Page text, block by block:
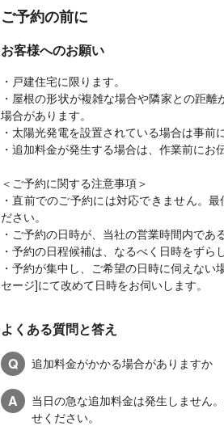
ご予約の前に
お客様へのお願い
・戸建住宅に限ります。
・屋根の形状が複雑な場合や隣家との距
場合があります。
・太陽光発電を設置されている場合は事前
・追加料金が発生する場合は、作業前にお
＜ご予約に関する注意事項＞
・直前でのご予約には対応できません。
ださい。
・ご予約の日時が、当社の営業時間内であ
・予約の日程候補は、なるべく日時をずら
・予約が集中し、ご希望の日時に伺えな
セージ]にて改めて日時をお伺いします。
よくある質問と答え
Q
追加料金がかかる場合がありますか
A
当日の急な追加料金は発生しません
せください。